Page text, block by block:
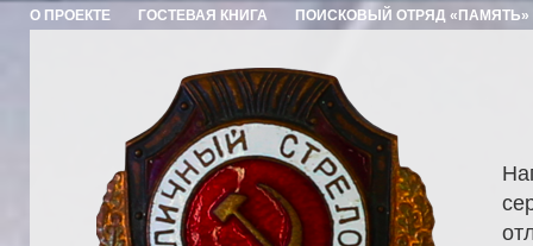
О ПРОЕКТЕ ГОСТЕВАЯ КНИГА ПОИСКОВЫЙ ОТРЯД «ПАМЯТЬ»